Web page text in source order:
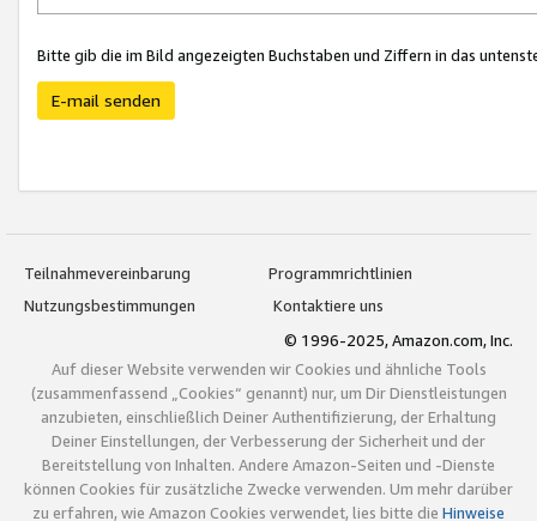
Bitte gib die im Bild angezeigten Buchstaben und Ziffern in das
E-mail senden
Teilnahmevereinbarung
Programmrichtlinien
Nutzungsbestimmungen
Kontaktiere uns
© 1996-2025, Amazon.com, Inc.
Auf dieser Website verwenden wir Cookies und ähnliche Tools
(zusammenfassend „Cookies“ genannt) nur, um Dir Dienstleistungen
anzubieten, einschließlich Deiner Authentifizierung, der Erhaltung
Deiner Einstellungen, der Verbesserung der Sicherheit und der
Bereitstellung von Inhalten. Andere Amazon-Seiten und -Dienste
können Cookies für zusätzliche Zwecke verwenden. Um mehr darüber
zu erfahren, wie Amazon Cookies verwendet, lies bitte die Hinweise